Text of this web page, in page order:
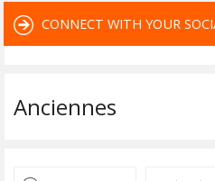
CONNECT WITH YOUR
Anciennes